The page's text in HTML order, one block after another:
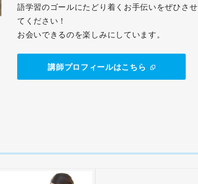
語学習のゴールにたどり着くお手伝いをぜひさせ
てください！
お会いできるのを楽しみにしています。
講師プロフィールはこちら